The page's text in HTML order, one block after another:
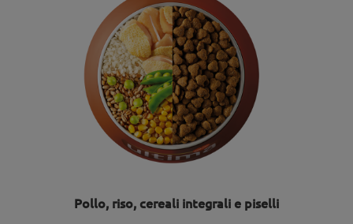
Pollo, riso, cereali integrali e piselli